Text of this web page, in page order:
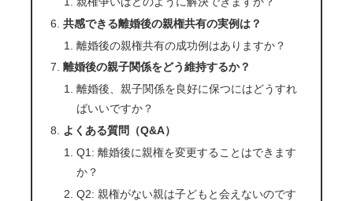
共感できる離婚後の親権共有の実例は？
離婚後の親権共有の成功例はありますか？
離婚後の親子関係をどう維持するか？
離婚後、親子関係を良好に保つにはどうすれ
ばいいですか？
よくある質問（Q&A）
Q1: 離婚後に親権を変更することはできます
か？
Q2: 親権がない親は子どもと会えないのです